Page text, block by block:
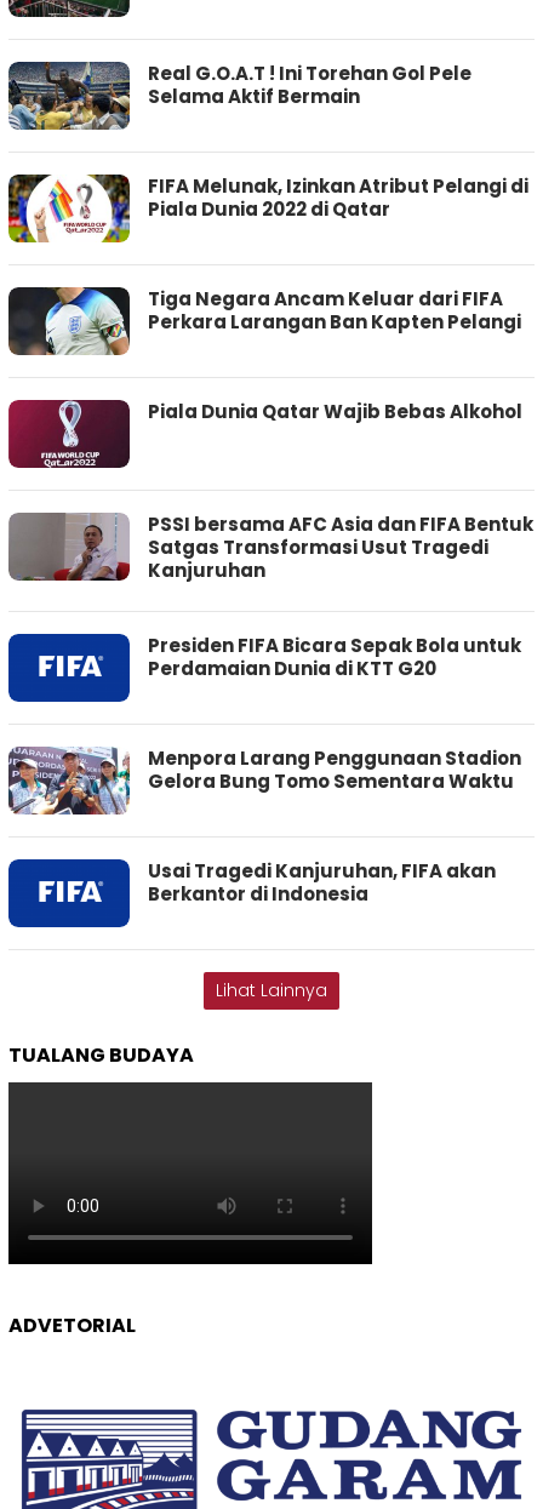
Real G.O.A.T ! Ini Torehan Gol Pele
Selama Aktif Bermain
FIFA Melunak, Izinkan Atribut Pelangi di
Piala Dunia 2022 di Qatar
Tiga Negara Ancam Keluar dari FIFA
Perkara Larangan Ban Kapten Pelangi
Piala Dunia Qatar Wajib Bebas Alkohol
PSSI bersama AFC Asia dan FIFA Bentuk
Satgas Transformasi Usut Tragedi
Kanjuruhan
Presiden FIFA Bicara Sepak Bola untuk
Perdamaian Dunia di KTT G20
Menpora Larang Penggunaan Stadion
Gelora Bung Tomo Sementara Waktu
Usai Tragedi Kanjuruhan, FIFA akan
Berkantor di Indonesia
Lihat Lainnya
TUALANG BUDAYA
ADVETORIAL